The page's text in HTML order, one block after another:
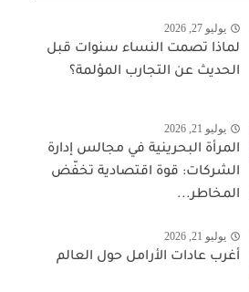
يوليو 27, 2026
لماذا تصمت النساء سنوات قبل
الحديث عن التجارب المؤلمة؟
يوليو 21, 2026
المرأة البحرينية في مجالس إدارة
الشركات: قوة اقتصادية تخفّض
المخاطر...
يوليو 21, 2026
أغرب عادات الأرامل حول العالم